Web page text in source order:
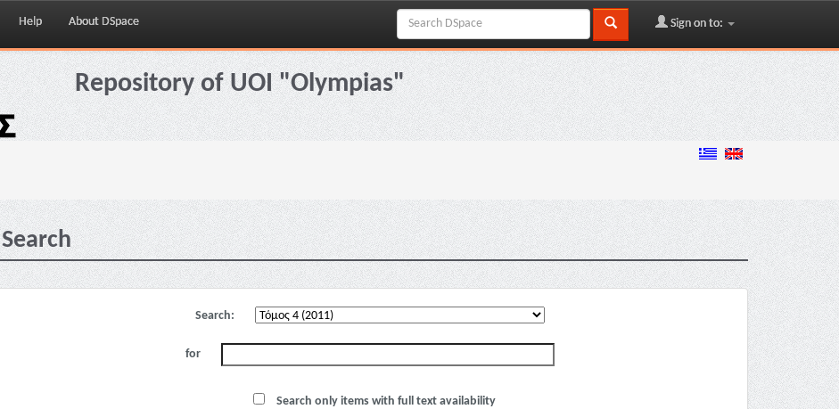
Help About DSpace Sign on to:
Repository of UOI "Olympias"
Search
Search:
for
Search only items with full text availability